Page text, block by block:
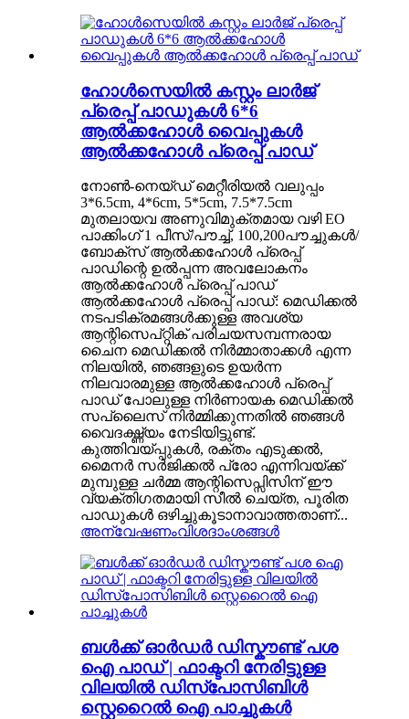
ഹോൾസെയിൽ കസ്റ്റം ലാർജ്
പ്രെപ്പ് പാഡുകൾ 6*6
ആൽക്കഹോൾ വൈപ്പുകൾ
ആൽക്കഹോൾ പ്രെപ്പ് പാഡ്
നോൺ-നെയ്‌ഡ് മെറ്റീരിയൽ വലുപ്പം
3*6.5cm, 4*6cm, 5*5cm, 7.5*7.5cm
മുതലായവ അണുവിമുക്തമായ വഴി EO
പാക്കിംഗ് 1 പീസ്/പൗച്ച്, 100,200പൗച്ചുകൾ/
ബോക്സ് ആൽക്കഹോൾ പ്രെപ്പ്
പാഡിന്റെ ഉൽപ്പന്ന അവലോകനം
ആൽക്കഹോൾ പ്രെപ്പ് പാഡ്
ആൽക്കഹോൾ പ്രെപ്പ് പാഡ്: മെഡിക്കൽ
നടപടിക്രമങ്ങൾക്കുള്ള അവശ്യ
ആന്റിസെപ്റ്റിക് പരിചയസമ്പന്നരായ
ചൈന മെഡിക്കൽ നിർമ്മാതാക്കൾ എന്ന
നിലയിൽ, ഞങ്ങളുടെ ഉയർന്ന
നിലവാരമുള്ള ആൽക്കഹോൾ പ്രെപ്പ്
പാഡ് പോലുള്ള നിർണായക മെഡിക്കൽ
സപ്ലൈസ് നിർമ്മിക്കുന്നതിൽ ഞങ്ങൾ
വൈദഗ്ദ്ധ്യം നേടിയിട്ടുണ്ട്.
കുത്തിവയ്പ്പുകൾ, രക്തം എടുക്കൽ,
മൈനർ സർജിക്കൽ പ്രോ എന്നിവയ്ക്ക്
മുമ്പുള്ള ചർമ്മ ആന്റിസെപ്സിസിന് ഈ
വ്യക്തിഗതമായി സീൽ ചെയ്ത, പൂരിത
പാഡുകൾ ഒഴിച്ചുകൂടാനാവാത്തതാണ്...
അന്വേഷണംവിശദാംശങ്ങൾ
ബൾക്ക് ഓർഡർ ഡിസ്കൗണ്ട് പശ
ഐ പാഡ് | ഫാക്ടറി നേരിട്ടുള്ള
വിലയിൽ ഡിസ്പോസിബിൾ
സ്റ്റെറൈൽ ഐ പാച്ചുകൾ